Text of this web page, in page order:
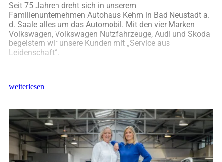
Seit 75 Jahren dreht sich in unserem
Familienunternehmen Autohaus Kehm in Bad Neustadt a.
d. Saale alles um das Automobil. Mit den vier Marken
Volkswagen, Volkswagen Nutzfahrzeuge, Audi und Skoda
begeistern wir unsere Kunden mit „Service aus
Leidenschaft“.
weiterlesen